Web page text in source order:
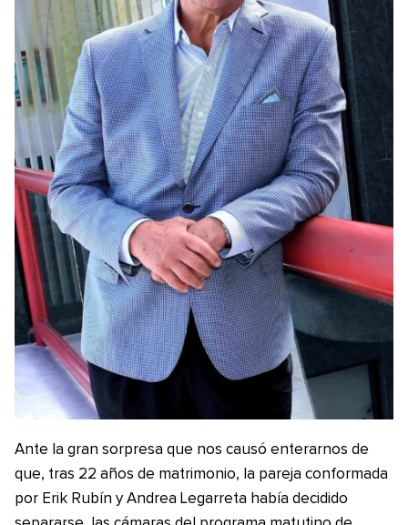
Ante la gran sorpresa que nos causó enterarnos de
que, tras 22 años de matrimonio, la pareja conformada
por Erik Rubín y Andrea Legarreta había decidido